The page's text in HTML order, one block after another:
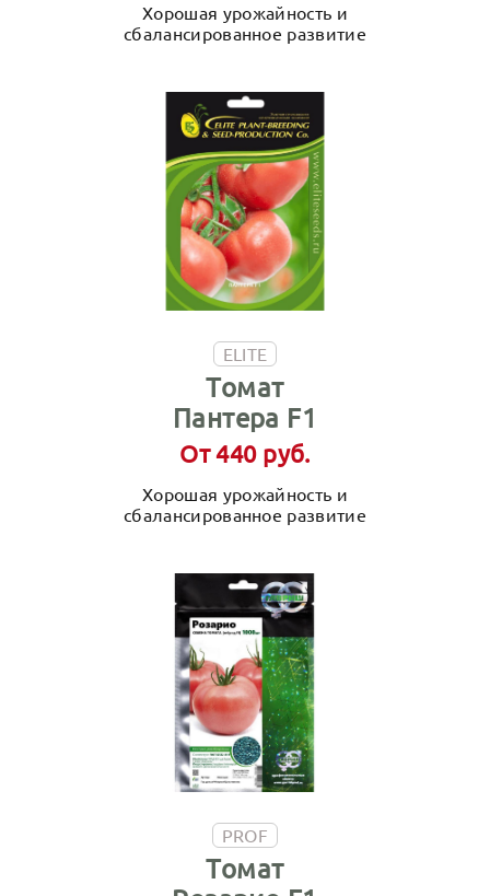
Хорошая урожайность и
сбалансированное развитие
ELITE
Томат
Пантера F1
От 440 руб.
Хорошая урожайность и
сбалансированное развитие
PROF
Томат